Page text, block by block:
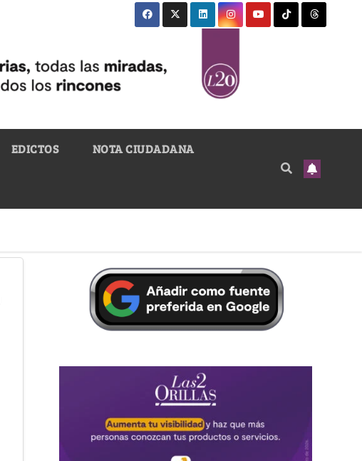
EDICTOS NOTA CIUDADANA